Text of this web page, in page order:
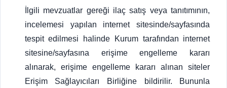
İlgili mevzuatlar gereği ilaç satış veya tanıtımının,
incelemesi yapılan internet sitesinde/sayfasında
tespit edilmesi halinde Kurum tarafından internet
sitesine/sayfasına erişime engelleme kararı
alınarak, erişime engelleme kararı alınan siteler
Erişim Sağlayıcıları Birliğine bildirilir. Bununla